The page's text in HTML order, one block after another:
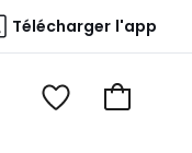
Télécharger l'app
Voir
Voir